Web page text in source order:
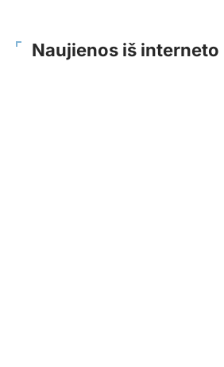
Naujienos iš interneto